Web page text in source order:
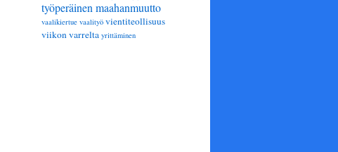
työperäinen maahanmuutto
vaalikiertue vaalityö vientiteollisuus
viikon varrelta yrittäminen